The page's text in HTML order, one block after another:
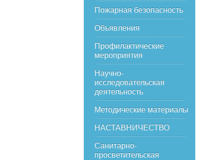
Пожарная безопасность
Объявления
Профилактические
мероприятия
Научно-
исследовательская
деятельность
Методические материалы
НАСТАВНИЧЕСТВО
Санитарно-
просветительская